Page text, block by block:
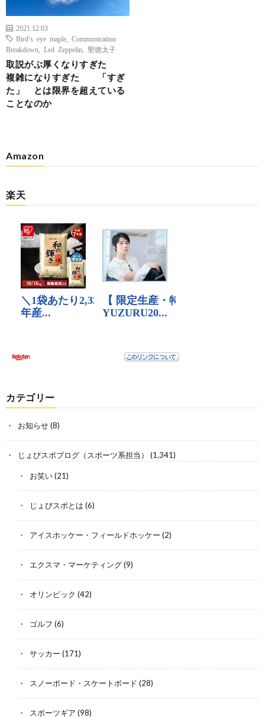
2021.12.03
Bird’s eye maple
Communication
Breakdown
Led Zeppelin 聖徳太子
取説がぶ厚くなりすぎた
複雑になりすぎた 「すぎ
た」 とは限界を超えている
ことなのか
Amazon
楽天
カテゴリー
お知らせ(8)
じょびスポブログ（スポーツ系担当） (1,341)
お笑い(21)
じょびスポとは (6)
アイスホッケー・フィールドホッケー (2)
エクスマ・マーケティング(9)
オリンピック (42)
ゴルフ (6)
サッカー (171)
スノーボード・スケートボード (28)
スポーツギア (98)